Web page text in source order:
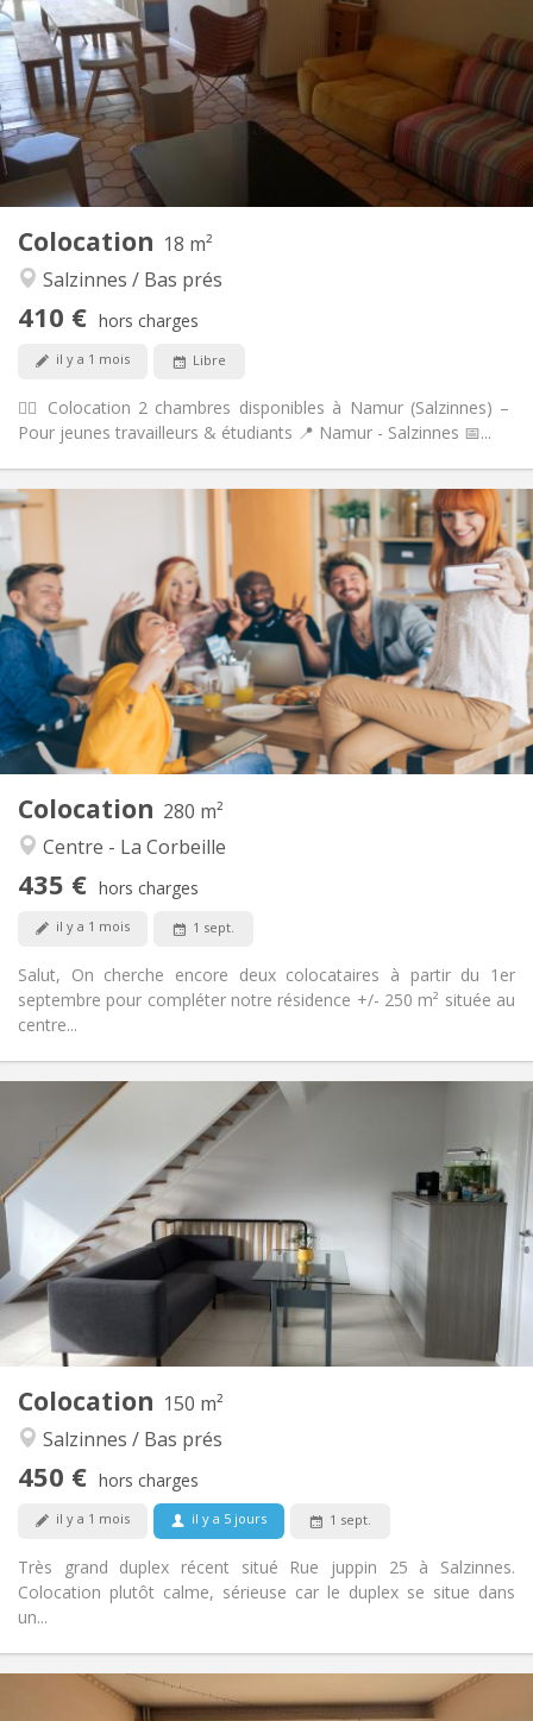
Colocation 18 m²
Salzinnes / Bas prés
410 € hors charges
il y a 1 mois Libre
🙋‍♀️ Colocation 2 chambres disponibles à Namur (Salzinnes) –
Pour jeunes travailleurs & étudiants 📍 Namur - Salzinnes 📅...
Durée:
Domiciliation:
Acceptée
Aménagement
Salle de bain:
Commune
Cuisine:
Commune
Superficie:
18 m
2
Pièces privées:
1
Chaleureuse, communautaire
Colocation 280 m²
Centre - La Corbeille
435 € hors charges
il y a 1 mois 1 sept.
Salut, On cherche encore deux colocataires à partir du 1er
septembre pour compléter notre résidence +/- 250 m² située au
centre...
Infos Pratiques
Loyer:
435 €
Charges:
100 €
Durée:
12 mois
Domiciliation:
Acceptée
Aménagement
Salle de bain:
Privée
Cuisine:
Commune
Superficie:
280 m
Pièces privées:
5
Chaleureuse, studieuse, communautaire
Colocation 150 m²
Salzinnes / Bas prés
450 € hors charges
il y a 1 mois il y a 5 jours 1 sept.
Très grand duplex récent situé Rue juppin 25 à Salzinnes.
Colocation plutôt calme, sérieuse car le duplex se situe dans
un...
Loyer:
Charges:
75 €
Durée:
12 mois
Domiciliation:
Aménagement
Salle de bain:
Commune
Cuisine:
Commune
Superficie:
150 m
2
Pièces privées:
1
Communautaire, calme, chaleureuse,
Animaux de compagnie:
Non
Infos Pratiques